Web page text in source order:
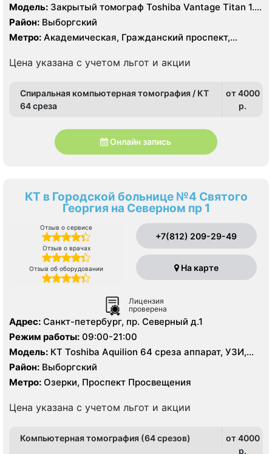
Модель: Закрытый томограф Toshiba Vantage Titan 1.5
Тесла, КТ Toshiba Aquilion CX 64 среза, УЗИ
экспертного класса, рентген
Район: Выборгский
Метро: Академическая, Гражданский проспект,
Политехническая, Проспект Просвещения
Цена указана с учетом льгот и акции
Спиральная компьютерная томография / КТ
64 среза
от 4000
p.
Онлайн запись
КТ в Городской больнице №4 Святого
Георгия на Северном пр 1
Отзыв о сервисе
Отзыв о врачах
Отзыв об оборудовании
+7(812) 209-29-49
На карте
Лицензия
проверена
Адрес: Санкт-петербург, пр. Северный д.1
Режим работы: 09:00-21:00
Модель: КТ Toshiba Aquilion 64 среза аппарат, УЗИ,
рентген
Район: Выборгский
Метро: Озерки, Проспект Просвещения
Цена указана с учетом льгот и акции
Компьютерная томография (64 срезов)
от 4000
p.